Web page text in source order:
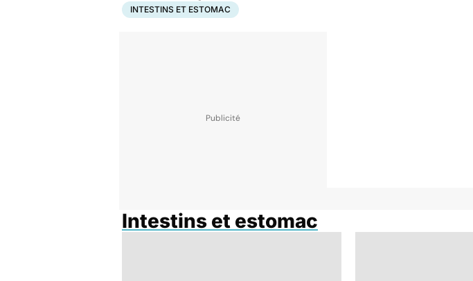
INTESTINS ET ESTOMAC
Intestins et estomac